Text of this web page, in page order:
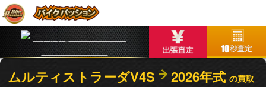
ムルティストラーダV4S 2026年式の買取